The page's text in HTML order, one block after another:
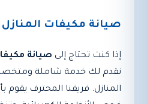
صيانة مكيفات المنازل
إذا كنت تحتاج إلى صيانة
نقدم لك خدمة شاملة
المنازل. فريقنا المحترف يقوم